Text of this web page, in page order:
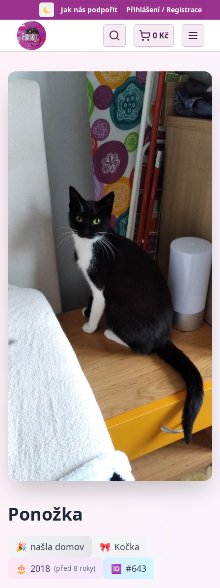
Toggle theme
Jak nás podpořit Přihlášení / Registrace
Vyhledávání0 Kč Open
Ponožka
🎉 našla domov 🎀 Kočka
🎂 2018 (před 8 roky) 🆔 #643